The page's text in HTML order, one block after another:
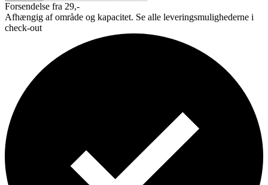
Forsendelse fra 29,-
Afhængig af område og kapacitet. Se alle leveringsmulighederne i
check-out